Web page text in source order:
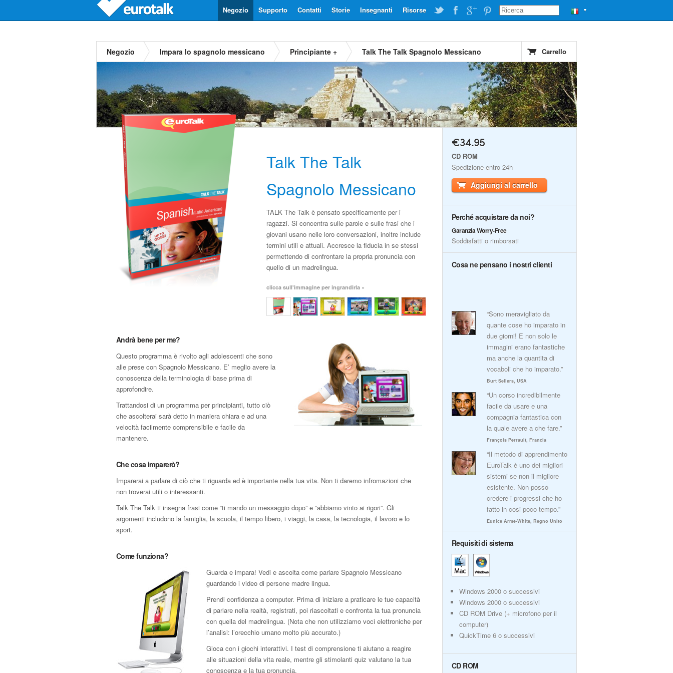
▼
Risorse
Insegnanti
Storie
Contatti
Supporto
Negozio
Negozio Impara lo spagnolo messicano Principiante + Talk The Talk Spagnolo Messicano Carrello
Talk The Talk
Spagnolo Messicano
TALK The Talk è pensato specificamente per i
ragazzi. Si concentra sulle parole e sulle frasi che i
giovani usano nelle loro conversazioni, inoltre include
termini utili e attuali. Accresce la fiducia in se stessi
permettendo di confrontare la propria pronuncia con
quello di un madrelingua.
clicca sull'immagine per ingrandirla »
Andrà bene per me?
Questo programma è rivolto agli adolescenti che sono
alle prese con Spagnolo Messicano. E’ meglio avere la
conoscenza della terminologia di base prima di
approfondire.
Trattandosi di un programma per principianti, tutto ciò
che ascolterai sarà detto in maniera chiara e ad una
velocità facilmente comprensibile e facile da
mantenere.
Che cosa imparerò?
Imparerai a parlare di ciò che ti riguarda ed è importante nella tua vita. Non ti daremo infromazioni che
non troverai utili o interessanti.
Talk The Talk ti insegna frasi come “ti mando un messaggio dopo” e “abbiamo vinto ai rigori”. Gli
argomenti includono la famiglia, la scuola, il tempo libero, i viaggi, la casa, la tecnologia, il lavoro e lo
sport.
Come funziona?
Guarda e impara! Vedi e ascolta come parlare Spagnolo Messicano
guardando i video di persone madre lingua.
Prendi confidenza a computer. Prima di iniziare a praticare le tue capacità
di parlare nella realtà, registrati, poi riascoltati e confronta la tua pronuncia
con quella del madrelingua. (Nota che non utilizziamo voci elettroniche per
l’analisi: l’orecchio umano molto più accurato.)
Gioca con i giochi interattivi. I test di comprensione ti aiutano a reagire
alle situazioni della vita reale, mentre gli stimolanti quiz valutano la tua
conoscenza e la tua pronuncia.
€34.95
CD ROM
Spedizione entro 24h
Aggiungi al carrello
Perché acquistare da noi?
Garanzia Worry-Free
Soddisfatti o rimborsati
Cosa ne pensano i nostri clienti
“Sono meravigliato da
quante cose ho imparato in
due giorni! E non solo le
immagini erano fantastiche
ma anche la quantita di
vocaboli che ho imparato.”
Burt Sellers, USA
“Un corso incredibilmente
facile da usare e una
compagnia fantastica con
la quale avere a che fare.”
François Perrault, Francia
“Il metodo di apprendimento
EuroTalk è uno dei migliori
sistemi se non il migliore
esistente. Non posso
credere i progressi che ho
fatto in cosi poco tempo.”
Eunice Arme-White, Regno Unito
Requisiti di sistema
Windows 2000 o successivi
Windows 2000 o successivi
CD ROM Drive (+ microfono per il
computer)
QuickTime 6 o successivi
CD ROM